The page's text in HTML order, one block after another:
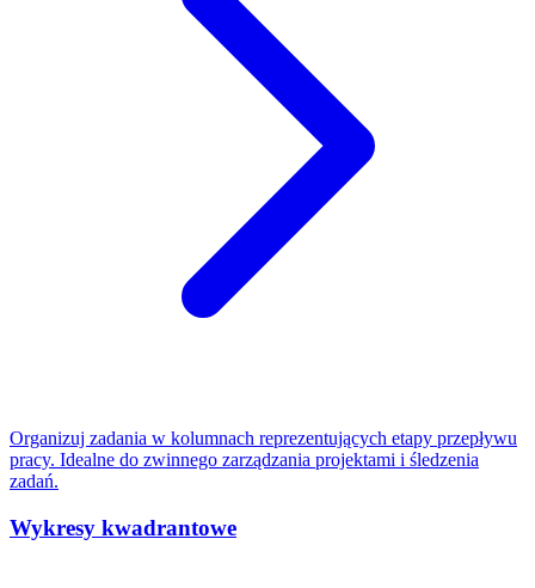
Organizuj zadania w kolumnach reprezentujących etapy przepływu
pracy. Idealne do zwinnego zarządzania projektami i śledzenia
zadań.
Wykresy kwadrantowe